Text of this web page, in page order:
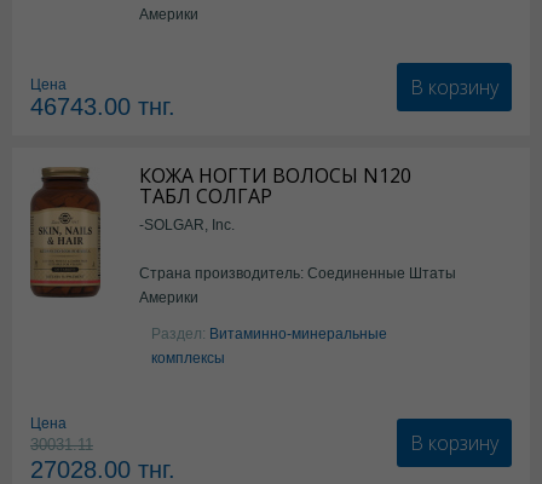
Америки
Цена
46743.00 тнг.
В корзину
КОЖА НОГТИ ВОЛОСЫ N120
ТАБЛ СОЛГАР
-SOLGAR, Inc.
Страна производитель: Соединенные Штаты
Америки
Раздел: Витаминно-минеральные
комплексы
Цена
30031.11
27028.00 тнг.
В корзину